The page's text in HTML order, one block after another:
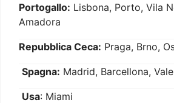
Portogallo: Lisbona, Porto, Vila
Amadora
Repubblica Ceca: Praga, Brno,
Spagna: Madrid, Barcellona,
Usa: Miami